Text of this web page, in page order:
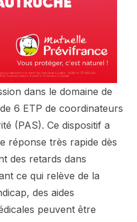
dans le domaine de
6 ETP de coordinateurs
(PAS). Ce dispositif a
réponse très rapide dès
des retards dans
ce qui relève de la
des aides
peuvent être